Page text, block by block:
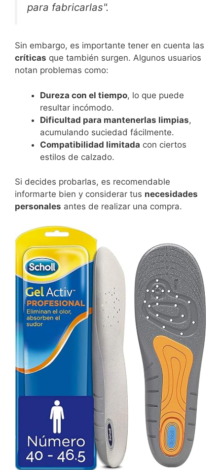
para fabricarlas".
Sin embargo, es importante tener en cuenta las
críticas que también surgen. Algunos usuarios
notan problemas como:
Dureza con el tiempo, lo que puede
resultar incómodo.
Dificultad para mantenerlas limpias,
acumulando suciedad fácilmente.
Compatibilidad limitada con ciertos
estilos de calzado.
Si decides probarlas, es recomendable
informarte bien y considerar tus necesidades
personales antes de realizar una compra.